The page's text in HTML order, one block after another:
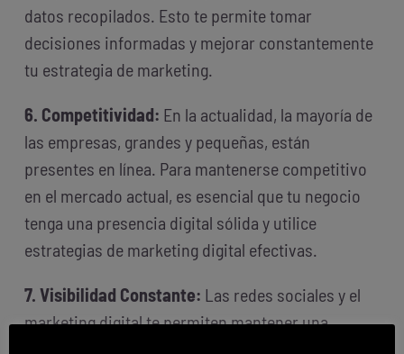
datos recopilados. Esto te permite tomar
decisiones informadas y mejorar constantemente
tu estrategia de marketing.
6. Competitividad: En la actualidad, la mayoría de
las empresas, grandes y pequeñas, están
presentes en línea. Para mantenerse competitivo
en el mercado actual, es esencial que tu negocio
tenga una presencia digital sólida y utilice
estrategias de marketing digital efectivas.
7. Visibilidad Constante: Las redes sociales y el
marketing digital te permiten mantener una